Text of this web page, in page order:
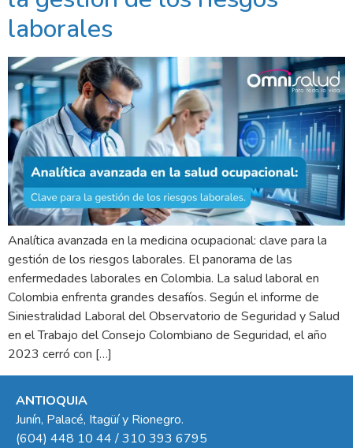
laborales
Analítica avanzada en la medicina ocupacional: clave para la
gestión de los riesgos laborales. El panorama de las
enfermedades laborales en Colombia. La salud laboral en
Colombia enfrenta grandes desafíos. Según el informe de
Siniestralidad Laboral del Observatorio de Seguridad y Salud
en el Trabajo del Consejo Colombiano de Seguridad, el año
2023 cerró con […]
ANTIOQUIA
Junín, Palacé, Itagüí y Rionegro.
(604) 448 10 44 / 310 393 6795